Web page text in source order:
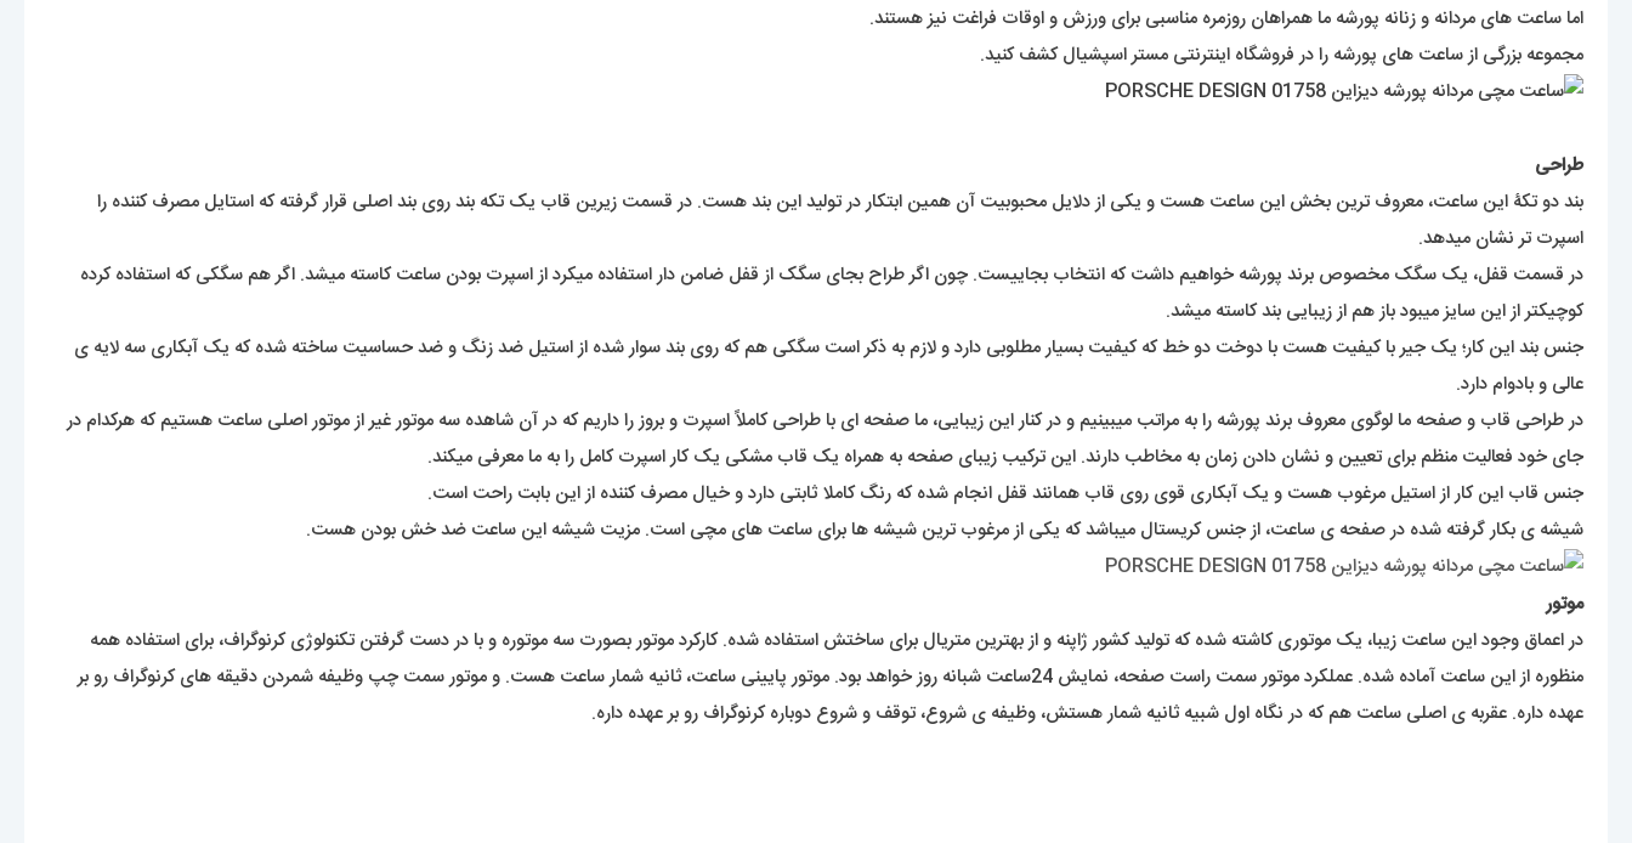
اما ساعت های مردانه و زنانه پورشه ما همراهان روزمره مناسبی برای ورزش و اوقات فراغت نیز هستند.
مجموعه بزرگی از ساعت های پورشه را در فروشگاه اینترنتی مستر اسپشیال کشف کنید.
طراحی
بند دو تکۀ این ساعت، معروف ترین بخش این ساعت هست و یکی از دلایل محبوبیت آن همین ابتکار در تولید این بند هست. در قسمت زیرین قاب یک تکه بند روی بند اصلی قرار گرفته که استایل مصرف کننده را
اسپرت تر نشان میدهد.
در قسمت قفل، یک سگک مخصوص برند پورشه خواهیم داشت که انتخاب بجاییست. چون اگر طراح بجای سگک از قفل ضامن دار استفاده میکرد از اسپرت بودن ساعت کاسته میشد. اگر هم سگکی که استفاده کرده
کوچیکتر از این سایز میبود باز هم از زیبایی بند کاسته میشد.
جنس بند این کار؛ یک جیر با کیفیت هست با دوخت دو خط که کیفیت بسیار مطلوبی دارد و لازم به ذکر است سگکی هم که روی بند سوار شده از استیل ضد زنگ و ضد حساسیت ساخته شده که یک آبکاری سه لایه ی
عالی و بادوام دارد.
در طراحی قاب و صفحه ما لوگوی معروف برند پورشه را به مراتب میبینیم و در کنار این زیبایی، ما صفحه ای با طراحی کاملاً اسپرت و بروز را داریم که در آن شاهده سه موتور غیر از موتور اصلی ساعت هستیم که هرکدام در
جای خود فعالیت منظم برای تعیین و نشان دادن زمان به مخاطب دارند. این ترکیب زیبای صفحه به همراه یک قاب مشکی یک کار اسپرت کامل را به ما معرفی میکند.
جنس قاب این کار از استیل مرغوب هست و یک آبکاری قوی روی قاب همانند قفل انجام شده که رنگ کاملا ثابتی دارد و خیال مصرف کننده از این بابت راحت است.
شیشه ی بکار گرفته شده در صفحه ی ساعت، از جنس کریستال میباشد که یکی از مرغوب ترین شیشه ها برای ساعت های مچی است. مزیت شیشه این ساعت ضد خش بودن هست.
موتور
در اعماق وجود این ساعت زیبا، یک موتوری کاشته شده که تولید کشور ژاپنه و از بهترین متریال برای ساختش استفاده شده. کارکرد موتور بصورت سه موتوره و با در دست گرفتن تکنولوژی کرنوگراف، برای استفاده همه
منظوره از این ساعت آماده شده. عملکرد موتور سمت راست صفحه، نمایش 24ساعت شبانه روز خواهد بود. موتور پایینی ساعت، ثانیه شمار ساعت هست. و موتور سمت چپ وظیفه شمردن دقیقه های کرنوگراف رو بر
عهده داره. عقربه ی اصلی ساعت هم که در نگاه اول شبیه ثانیه شمار هستش، وظیفه ی شروع، توقف و شروع دوباره کرنوگراف رو بر عهده داره.